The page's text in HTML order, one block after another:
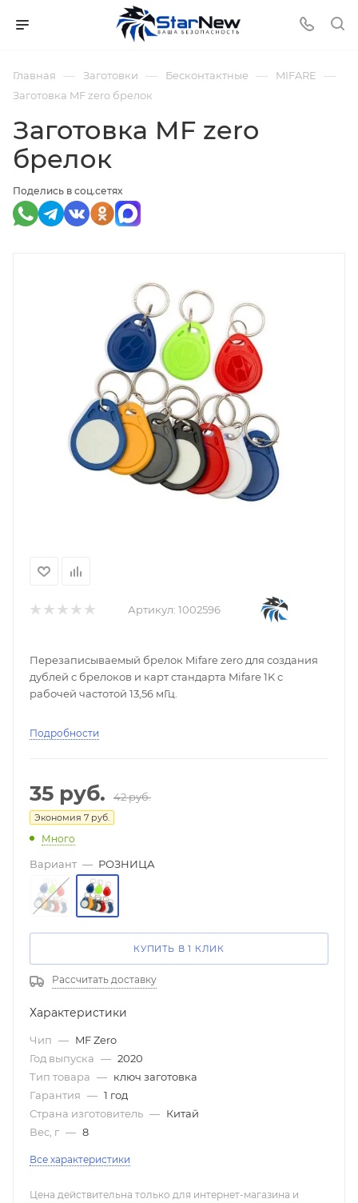
Главная — Заготовки — Бесконтактные — MIFARE —
Заготовка MF zero брелок
Поделись в соц.сетях
Заготовка MF zero
брелок
Артикул: 1002596
Перезаписываемый брелок Mifare zero для создания
дублей с брелоков и карт стандарта Mifare 1K с
рабочей частотой 13,56 мГц.
Подробности
35 руб. 42руб.
Экономия 7 руб.
Много
Вариант — РОЗНИЦА
КУПИТЬ В 1 КЛИК
Рассчитать доставку
Характеристики
Чип — MF Zero
Год выпуска — 2020
Тип товара — ключ заготовка
Гарантия — 1 год
Страна изготовитель — Китай
Вес, г — 8
Все характеристики
Цена действительна только для интернет-магазина и